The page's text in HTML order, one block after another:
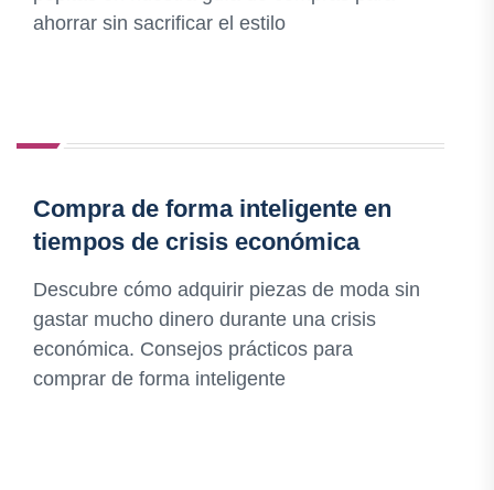
ahorrar sin sacrificar el estilo
Compra de forma inteligente en
tiempos de crisis económica
Descubre cómo adquirir piezas de moda sin
gastar mucho dinero durante una crisis
económica. Consejos prácticos para
comprar de forma inteligente